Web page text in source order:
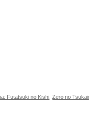
Futatsuki no Kishi ,Zero no